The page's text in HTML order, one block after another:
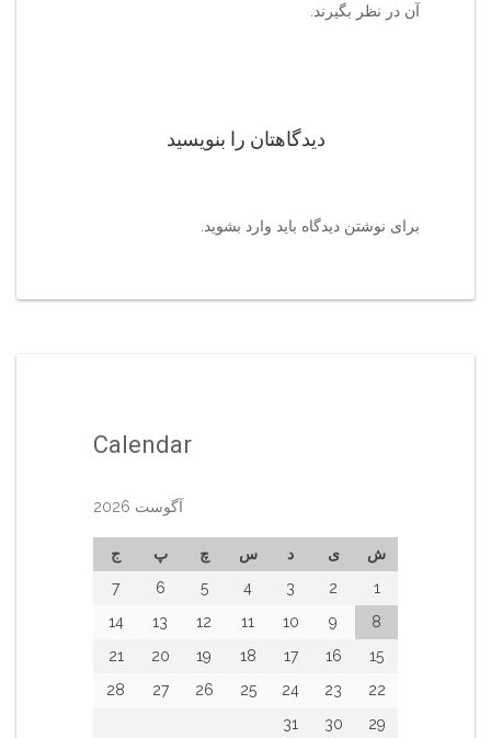
آن در نظر بگیرند.
دیدگاهتان را بنویسید
برای نوشتن دیدگاه باید وارد بشوید
Calendar
آگوست 2026
ش ی د س چ پ
ج
1
2
3
4
5
6
7
8
9
10
11
12
13
14
15
16
17
18
19
20
21
22
23
24
25
26
27
28
29
30
31